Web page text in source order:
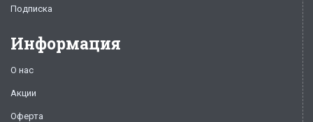
Подписка
Информация
О нас
Акции
Оферта